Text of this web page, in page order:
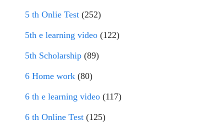
5 th Onlie Test (252)
5th e learning video (122)
5th Scholarship (89)
6 Home work (80)
6 th e learning video (117)
6 th Online Test (125)